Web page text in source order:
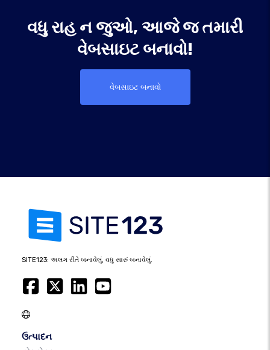
વધુ રાહ ન જુઓ, આજે જ તમારી
વેબસાઇટ બનાવો!
વેબસાઇટ બનાવો
SITE123: અલગ રીતે બનાવેલું, વધુ સારું બનાવેલું.
ઉત્પાદન